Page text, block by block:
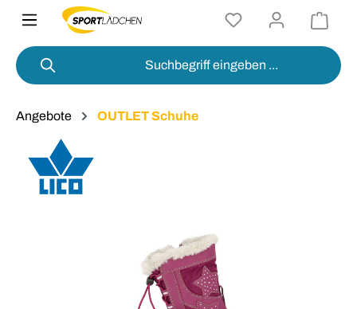
springen
Angebote OUTLET Schuhe